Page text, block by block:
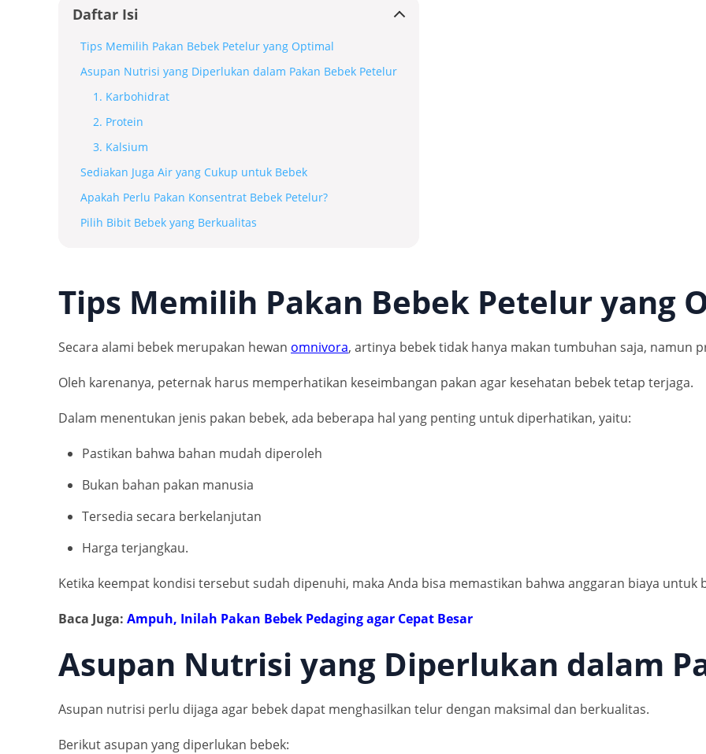
Daftar Isi
Tips Memilih Pakan Bebek Petelur yang Optimal
Asupan Nutrisi yang Diperlukan dalam Pakan Bebek Petelur
1. Karbohidrat
2. Protein
3. Kalsium
Sediakan Juga Air yang Cukup untuk Bebek
Apakah Perlu Pakan Konsentrat Bebek Petelur?
Pilih Bibit Bebek yang Berkualitas
Tips Memilih Pakan Bebek Petelur yang
Secara alami bebek merupakan hewan omnivora, artinya bebek tidak hanya makan tumbuhan saja, namun
Oleh karenanya, peternak harus memperhatikan keseimbangan pakan agar kesehatan bebek tetap terjaga.
Dalam menentukan jenis pakan bebek, ada beberapa hal yang penting untuk diperhatikan, yaitu:
Pastikan bahwa bahan mudah diperoleh
Bukan bahan pakan manusia
Tersedia secara berkelanjutan
Harga terjangkau.
Ketika keempat kondisi tersebut sudah dipenuhi, maka Anda bisa memastikan bahwa anggaran biaya untuk
Baca Juga:Ampuh, Inilah Pakan Bebek Pedaging agar Cepat Besar
Asupan Nutrisi yang Diperlukan dalam
Asupan nutrisi perlu dijaga agar bebek dapat menghasilkan telur dengan maksimal dan berkualitas.
Berikut asupan yang diperlukan bebek: